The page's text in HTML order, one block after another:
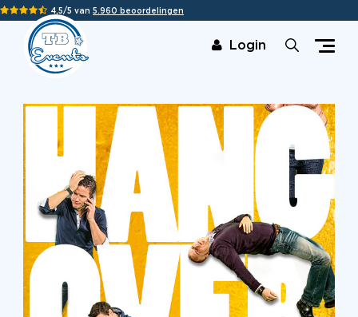
4,5/5 van 5.960 beoordelingen
Login